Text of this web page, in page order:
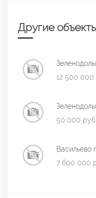
Другие
12 500 000
50 000
Васильево
7 600 000